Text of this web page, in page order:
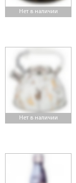
Нет в наличии
Нет в наличии